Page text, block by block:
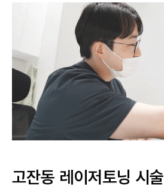
고잔동 레이저토닝 시